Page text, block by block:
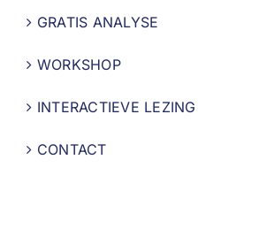
GRATIS ANALYSE
WORKSHOP
INTERACTIEVE LEZING
CONTACT